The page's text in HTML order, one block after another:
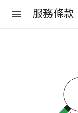
服務條款